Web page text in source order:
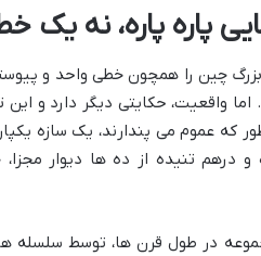
پاره پاره، نه یک
بزرگ چین را همچون خطی واحد و
واقعیت، حکایتی دیگر دارد و این
که عموم می پندارند، یک سازه
و درهم تنیده از ده ها دیوار
در طول قرن ها، توسط سلسله